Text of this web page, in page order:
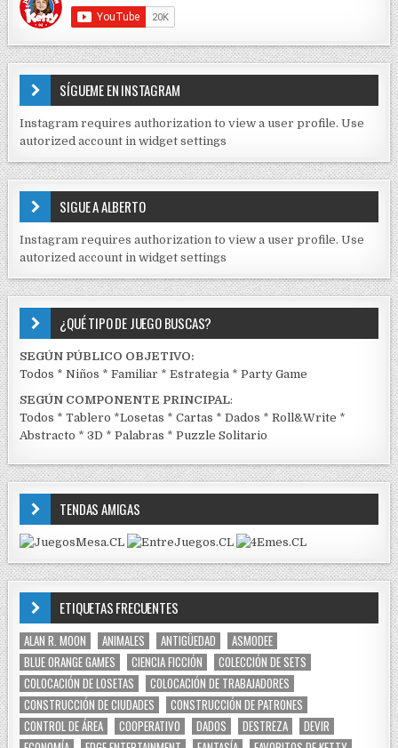
r
a
d
C
N
T
I
D
S
E
J
C
K
SÍGUEME EN INSTAGRAM
Instagram requires authorization to view a user profile. Use
autorized account in widget settings
SIGUE A ALBERTO
Instagram requires authorization to view a user profile. Use
autorized account in widget settings
¿QUÉ TIPO DE JUEGO BUSCAS?
SEGÚN PÚBLICO OBJETIVO:
Todos *Niños *Familiar *Estrategia *Party Game
SEGÚN COMPONENTE PRINCIPAL:
Todos *Tablero *Losetas *Cartas *Dados *Roll&Write *
Abstracto *3D *Palabras *Puzzle Solitario
TENDAS AMIGAS
ETIQUETAS FRECUENTES
ALAN R. MOON ANIMALES ANTIGÜEDAD
ASMODEE
BLUE ORANGE GAMES
CIENCIA FICCIÓN
COLECCIÓN DE SETS
COLOCACIÓN DE LOSETAS
COLOCACIÓN DE TRABAJADORES
CONSTRUCCIÓN DE CIUDADES
CONSTRUCCIÓN DE PATRONES
CONTROL DE ÁREA
COOPERATIVO DADOS DESTREZA
DEVIR